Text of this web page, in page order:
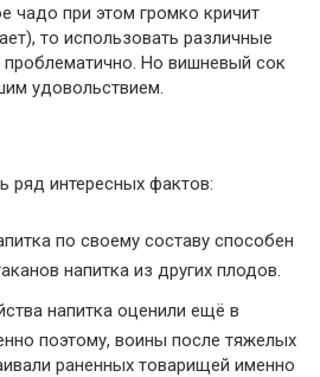
чадо при этом громко кричит
), то использовать различные
Но вишневый сок
удовольствием.
ряд интересных фактов:
по своему составу способен
напитка из других плодов.
напитка оценили ещё в
поэтому, воины после тяжелых
раненных товарищей именно